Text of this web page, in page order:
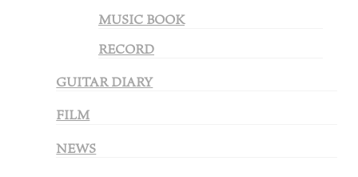
MUSIC BOOK
RECORD
GUITAR DIARY
FILM
NEWS